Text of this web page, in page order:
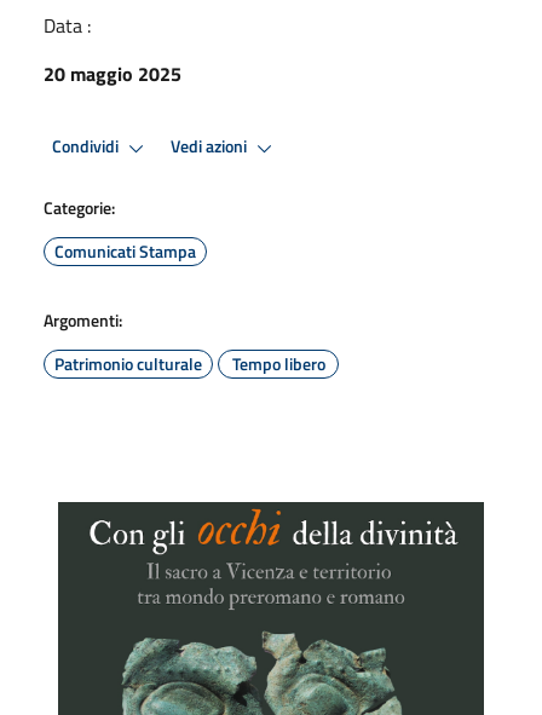
Data :
20 maggio 2025
Condividi Vedi azioni
Categorie:
Comunicati Stampa
Argomenti:
Patrimonio culturale
Tempo libero